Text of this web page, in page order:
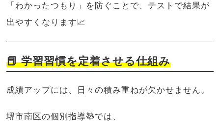
「わかったつもり」を防ぐことで、テストで結果が
出やすくなります📈
📕 学習習慣を定着させる仕組み
成績アップには、日々の積み重ねが欠かせません。
堺市南区の個別指導塾では、